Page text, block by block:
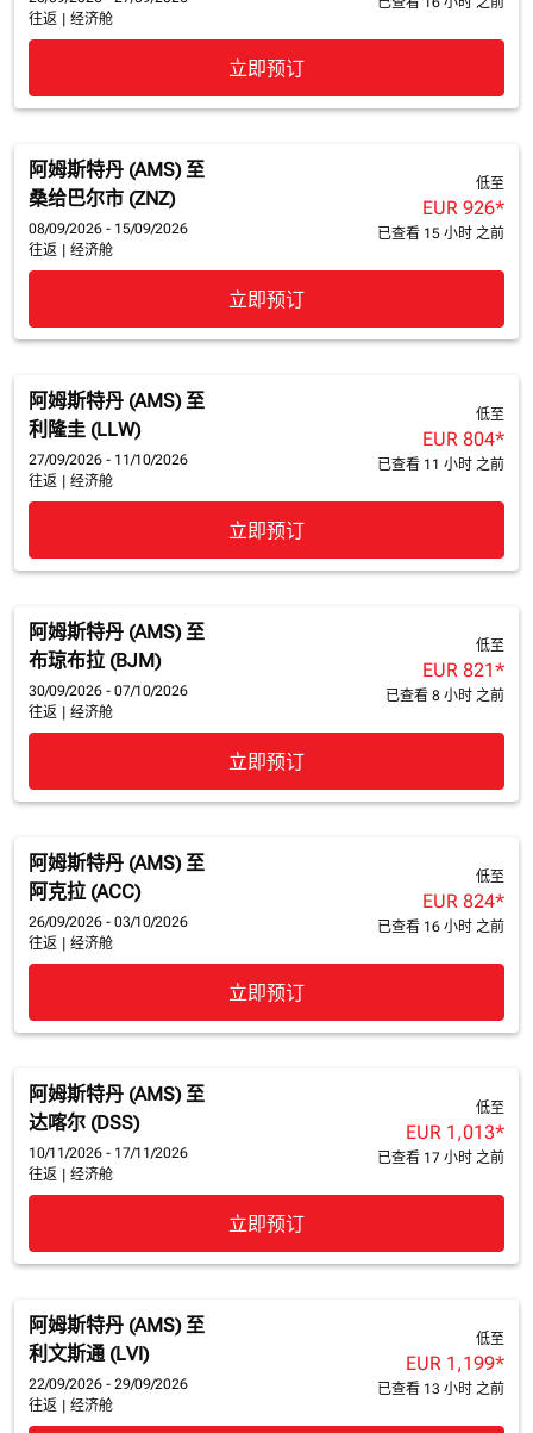
往返
经济舱
立即预订
阿姆斯特丹 (AMS) 至
桑给巴尔市 (ZNZ)
08/09/2026 - 15/09/2026
往返
经济舱
低至
EUR 926*
已查看 15 小时 之前
立即预订
阿姆斯特丹 (AMS) 至
利隆圭 (LLW)
27/09/2026 - 11/10/2026
往返
经济舱
低至
EUR 804*
已查看 11 小时 之前
立即预订
阿姆斯特丹 (AMS) 至
布琼布拉 (BJM)
30/09/2026 - 07/10/2026
往返
经济舱
低至
EUR 821*
已查看 8 小时 之前
立即预订
阿姆斯特丹 (AMS) 至
阿克拉 (ACC)
26/09/2026 - 03/10/2026
往返
经济舱
低至
EUR 824*
已查看 16 小时 之前
立即预订
阿姆斯特丹 (AMS) 至
达喀尔 (DSS)
10/11/2026 - 17/11/2026
往返
经济舱
低至
EUR 1,013*
已查看 17 小时 之前
立即预订
阿姆斯特丹 (AMS) 至
利文斯通 (LVI)
22/09/2026 - 29/09/2026
往返
经济舱
低至
EUR 1,199*
已查看 13 小时 之前